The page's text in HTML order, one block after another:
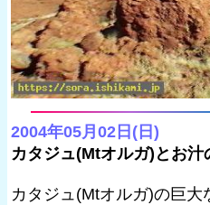
2004年05月02日(日)
カタジュ(Mtオルガ)とお汁
カタジュ(Mtオルガ)の巨